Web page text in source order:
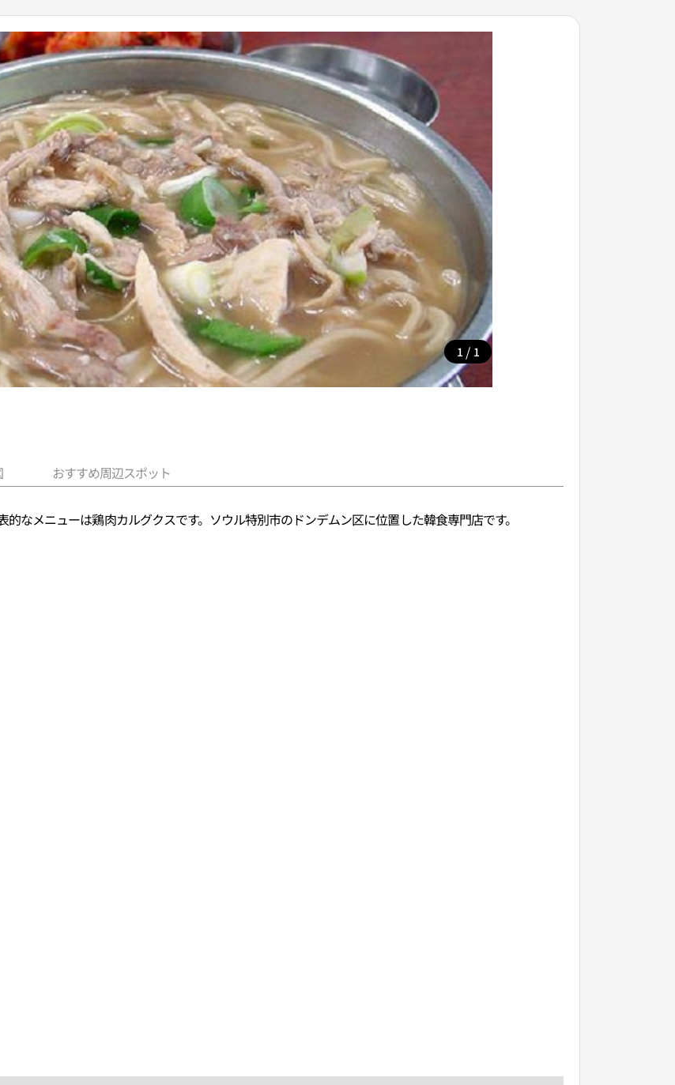
1 / 1
おすすめ周辺スポット
なメニューは鶏肉カルグクスです。ソウル特別市のドンデムン区に位置した韓食専門店です。